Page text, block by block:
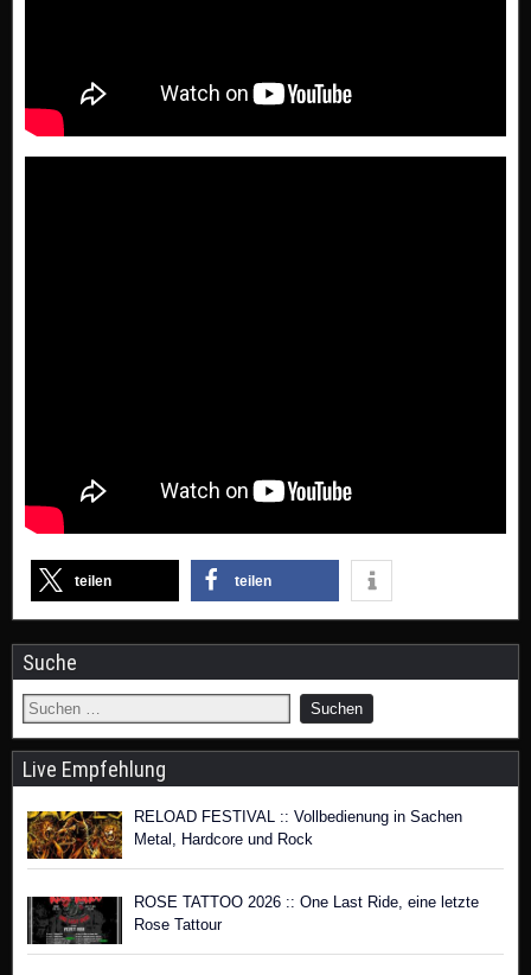
teilen teilen
Suche
Live Empfehlung
RELOAD FESTIVAL :: Vollbedienung in Sachen
Metal, Hardcore und Rock
ROSE TATTOO 2026 :: One Last Ride, eine letzte
Rose Tattour